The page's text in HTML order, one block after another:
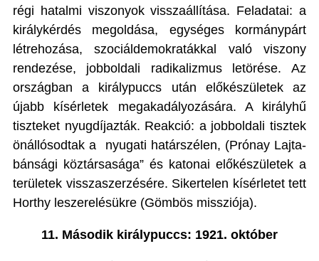
régi hatalmi viszonyok visszaállítása. Feladatai: a
királykérdés megoldása, egységes kormánypárt
létrehozása, szociáldemokratákkal való viszony
rendezése, jobboldali radikalizmus letörése. Az
országban a királypuccs után előkészületek az
újabb kísérletek megakadályozására. A királyhű
tiszteket nyugdíjazták. Reakció: a jobboldali tisztek
önállósodtak a
nyugati határszélen, (Prónay Lajta-
bánsági köztársasága” és katonai előkészületek a
területek visszaszerzésére. Sikertelen kísérletet tett
Horthy leszerelésükre (Gömbös missziója).
11. Második királypuccs: 1921. október